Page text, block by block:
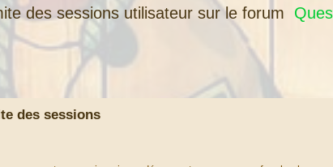
des sessions utilisateur sur le forum
des sessions